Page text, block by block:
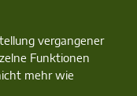
vergangener
Funktionen
mehr wie